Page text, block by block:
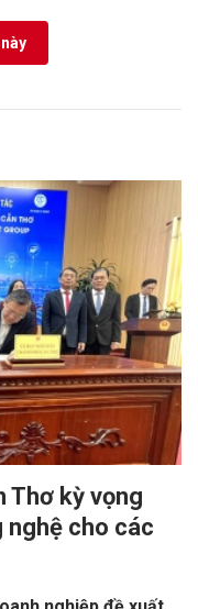
Thơ kỳ vọng
nghệ cho các